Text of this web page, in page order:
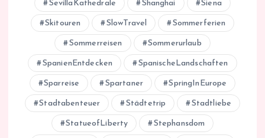
SevillaKathedrale Shanghai Siena
Skitouren SlowTravel Sommerferien
Sommerreisen Sommerurlaub
SpanienEntdecken SpanischeLandschaften
Sparreise Spartaner SpringInEurope
Stadtabenteuer Städtetrip Stadtliebe
StatueofLiberty Stephansdom